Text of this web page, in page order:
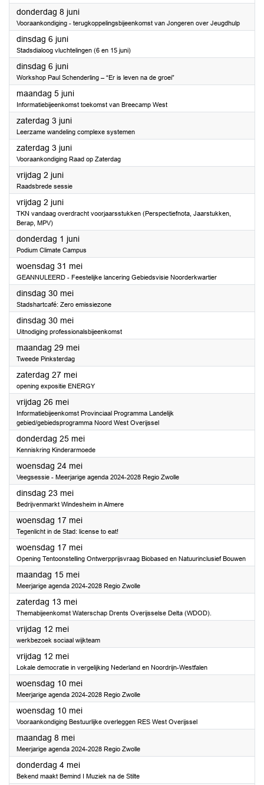
donderdag 8 juni2023
Vooraankondiging - terugkoppelingsbijeenkomst van Jongeren over Jeugdhulp
dinsdag 6 juni2023
Stadsdialoog vluchtelingen (6 en 15 juni)
dinsdag 6 juni2023
Workshop Paul Schenderling – “Er is leven na de groei”
maandag 5 juni2023
Informatiebijeenkomst toekomst van Breecamp West
zaterdag 3 juni2023
Leerzame wandeling complexe systemen
zaterdag 3 juni2023
Vooraankondiging Raad op Zaterdag
vrijdag 2 juni2023
Raadsbrede sessie
vrijdag 2 juni2023
TKN vandaag overdracht voorjaarsstukken (Perspectiefnota, Jaarstukken,
Berap, MPV)
donderdag 1 juni2023
Podium Climate Campus
woensdag 31 mei2023
GEANNULEERD - Feestelijke lancering Gebiedsvisie Noorderkwartier
dinsdag 30 mei2023
Stadshartcafé: Zero emissiezone
dinsdag 30 mei2023
Uitnodiging professionalsbijeenkomst
maandag 29 mei2023
Tweede Pinksterdag
zaterdag 27 mei2023
opening expositie ENERGY
vrijdag 26 mei2023
Informatiebijeenkomst Provinciaal Programma Landelijk
gebied/gebiedsprogramma Noord West Overijssel
donderdag 25 mei2023
Kenniskring Kinderarmoede
woensdag 24 mei2023
Veegsessie - Meerjarige agenda 2024-2028 Regio Zwolle
dinsdag 23 mei2023
Bedrijvenmarkt Windesheim in Almere
woensdag 17 mei2023
Tegenlicht in de Stad: license to eat!
woensdag 17 mei2023
Opening Tentoonstelling Ontwerpprijsvraag Biobased en Natuurinclusief Bouwen
maandag 15 mei2023
Meerjarige agenda 2024-2028 Regio Zwolle
zaterdag 13 mei2023
Themabijeenkomst Waterschap Drents Overijsselse Delta (WDOD).
vrijdag 12 mei2023
werkbezoek sociaal wijkteam
vrijdag 12 mei2023
Lokale democratie in vergelijking Nederland en Noordrijn-Westfalen
woensdag 10 mei2023
Meerjarige agenda 2024-2028 Regio Zwolle
woensdag 10 mei2023
Vooraankondiging Bestuurlijke overleggen RES West Overijssel
maandag 8 mei2023
Meerjarige agenda 2024-2028 Regio Zwolle
donderdag 4 mei2023
Bekend maakt Bemind I Muziek na de Stilte